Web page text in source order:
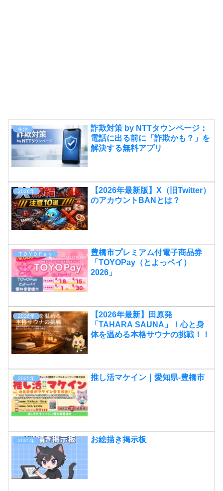
生活
詐欺対策 by NTTタウンページ：
電話に出る前に「詐欺かも？」を
解決する無料アプリ
2026年
【2026年最新版】X（旧Twitter）
のアカウントBANとは？
ＴＯＹＯＰａｙ
豊橋市プレミアム付電子商品券
「TOYOPay（とよっペイ）
2026」
2026年
【2026年最新】田原発
「TAHARA SAUNA」！心と身
体を温める本格サウナの挑戦！！
2025年 推し活マケイン｜愛知県-豊橋市
2025年 お絵描き掲示板